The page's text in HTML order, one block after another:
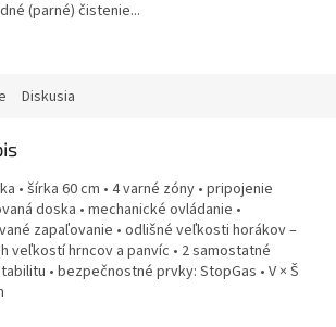
(parné) čistenie...
Diskusia
• šírka 60 cm • 4 varné zóny • pripojenie
doska • mechanické ovládanie •
zapaľovanie • odlišné veľkosti horákov –
veľkostí hrncov a panvíc • 2 samostatné
• bezpečnostné prvky: StopGas • V × Š